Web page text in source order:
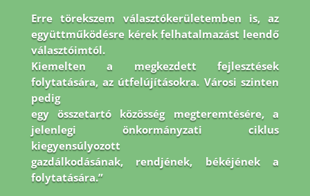
Erre törekszem választókerületemben is, az
együttműködésre kérek felhatalmazást leendő
választóimtól.
Kiemelten a megkezdett fejlesztések
folytatására, az útfelújításokra. Városi szinten
pedig
egy összetartó közösség megteremtésére, a
jelenlegi önkormányzati ciklus
kiegyensúlyozott
gazdálkodásának, rendjének, békéjének a
folytatására.”